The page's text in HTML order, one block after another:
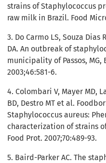
strains of Staphylococcus
raw milk in Brazil. Food
3. Do Carmo LS, Souza Dias
DA. An outbreak of
municipality of Passos, MG,
2003;46:581-6.
4. Colombari V, Mayer MD,
BD, Destro MT et al.
Staphylococcus aureus:
characterization of strains
Food Prot. 2007;70:489-93.
5. Baird-Parker AC. The